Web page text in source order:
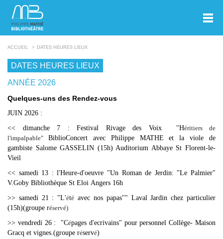
ACCUEIL DATES HEURES LIEUX
DATES HEURES LIEUX
ANNÉE 2026
Quelques-uns des Rendez-vous
JUIN 2026 :
<< dimanche 7 : Festival Rivage des Voix "Héritiers de
l'impalpable" BiblioConcert avec Philippe MATHE et la viole de
gambiste Salome GASSELIN (15h) Auditorium Abbaye St Florent-le-
Vieil
<< samedi 13 : l'Heure-d'oeuvre "Un Roman de Jerdin: "Le Palmier"
V.Goby Bibliothèque St Eloi Angers 16h
>> samedi 21 : "L'été avec nos papas"" Laval Jardin chez particulier
(15h)(groupe réservé)
>> vendredi 26 : "Cépages d'ecrivains" pour personnel Collège- Maison
Gracq et vignes.(groupe réservé)